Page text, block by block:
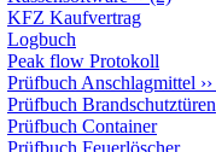
KFZ Kaufvertrag
Logbuch
Peak flow Protokoll
Prüfbuch Anschlagmittel ››
Prüfbuch Brandschutztüren
Prüfbuch Container
Prüfbuch Feuerlöscher